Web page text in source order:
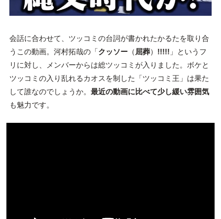
会話に合わせて、ツッコミの台詞が書かれたかるたを取り合
うこの動画。河村拓哉の「クッソー（ 屈葬） !!!!! 」というフ
リに対し、メンバーからは総ツッコミが入りました。ボケと
ツッコミの入り乱れるカオスを制した「ツッコミ王」は果た
して誰なのでしょうか。 最近の動画に比べて少し緩い雰囲気
も魅力です。